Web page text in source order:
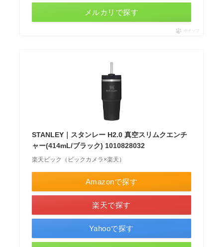
メルカリで探す
ポチップ
STANLEY｜スタンレー H2.0 真空スリムクエンチ
ャー(414mL/ブラック) 1010828032
楽天ビック（ビックカメラ×楽天）
Amazonで探す
楽天で探す
Yahooで探す